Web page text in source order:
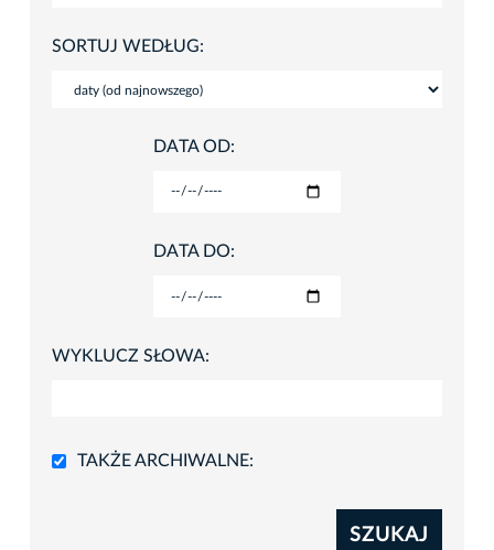
SORTUJ WEDŁUG:
DATA OD:
DATA DO:
WYKLUCZ SŁOWA:
TAKŻE ARCHIWALNE:
SZUKAJ